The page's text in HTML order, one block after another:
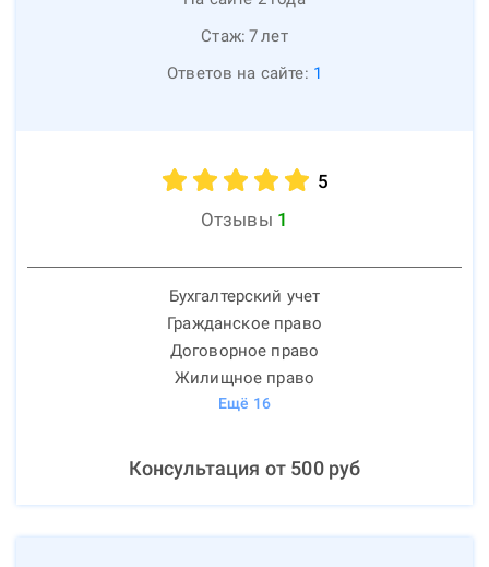
Стаж: 7лет
Ответов на сайте: 1
5
Отзывы 1
Бухгалтерский учет
Гражданское право
Договорное право
Жилищное право
Ещё 16
Консультация от 500руб